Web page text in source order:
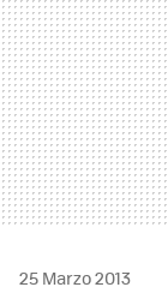
25 Marzo 2013